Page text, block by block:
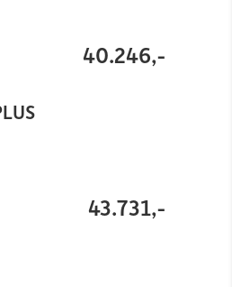
40.246,-
43.731,-